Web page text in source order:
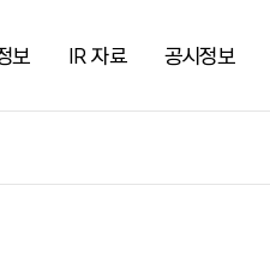
보 IR 자료 공시정보